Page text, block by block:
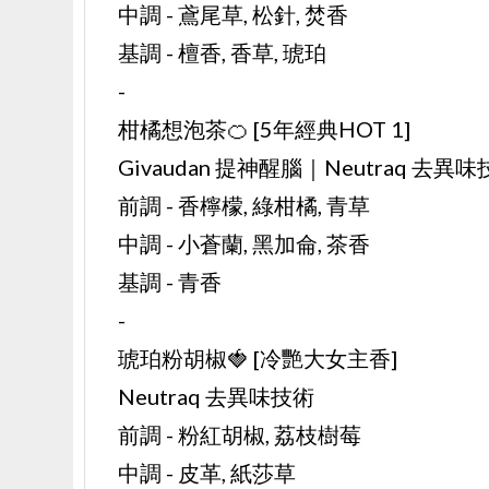
中調 - 鳶尾草, 松針, 焚香
基調 - 檀香, 香草, 琥珀
-
柑橘想泡茶🍊 [5年經典HOT 1]
Givaudan 提神醒腦｜Neutraq 去異味
前調 - 香檸檬, 綠柑橘, 青草
中調 - 小蒼蘭, 黑加侖, 茶香
基調 - 青香
-
琥珀粉胡椒🍓 [冷艷大女主香]
Neutraq 去異味技術
前調 - 粉紅胡椒, 荔枝樹莓
中調 - 皮革, 紙莎草